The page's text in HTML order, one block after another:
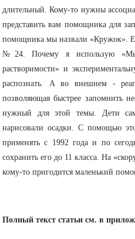
длительный. Кому-то нужны
представить вам помощника для
помощника мы назвали «Кружок».
№24. Почему я использую
растворимости» и
распознать. А во внешнем -
позволяющая быстрее запомнить
нужный для этой темы. Дети
нарисовали осадки. С помощью
применять с 1992 года и по
сохранить его до 11 класса. На
кому-то пригодится маленький
Полный текст статьи см. в